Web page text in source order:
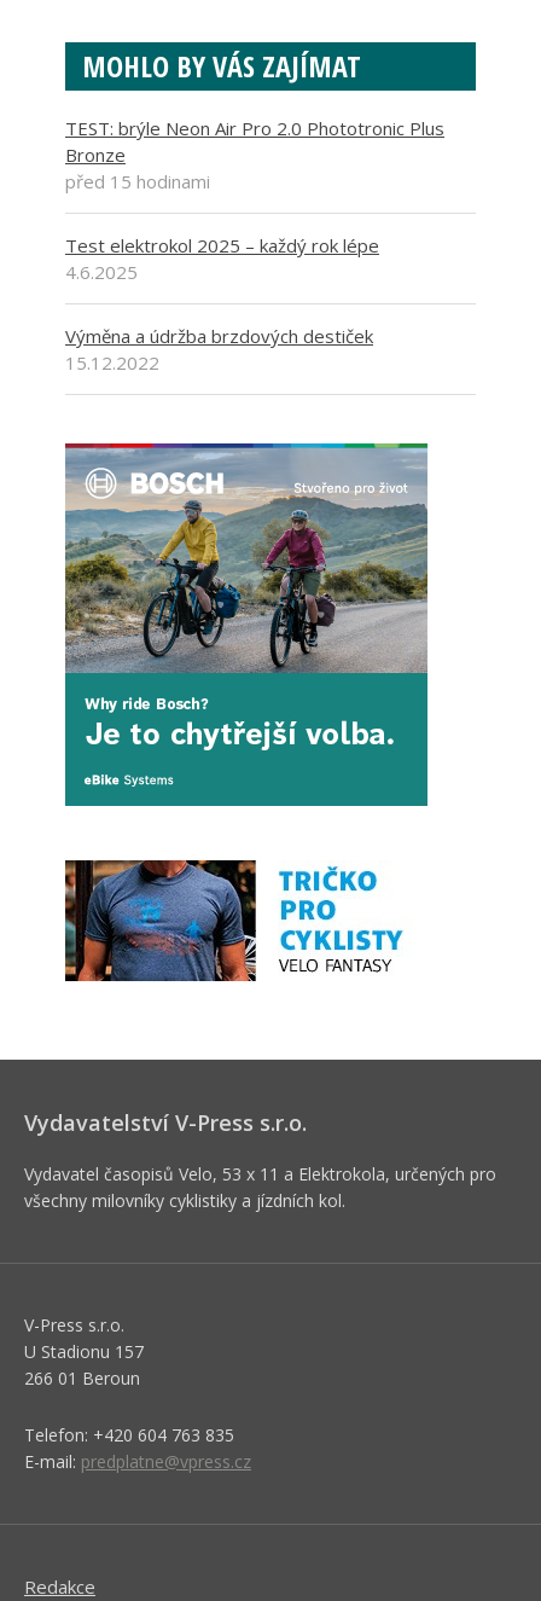
MOHLO BY VÁS ZAJÍMAT
TEST: brýle Neon Air Pro 2.0 Phototronic Plus
Bronze
před 15 hodinami
Test elektrokol 2025 – každý rok lépe
4.6.2025
Výměna a údržba brzdových destiček
15.12.2022
Vydavatelství V-Press s.r.o.
Vydavatel časopisů Velo, 53 x 11 a Elektrokola, určených pro
všechny milovníky cyklistiky a jízdních kol.
V-Press s.r.o.
U Stadionu 157
266 01 Beroun
Telefon: +420 604 763 835
E-mail: predplatne@vpress.cz
Redakce